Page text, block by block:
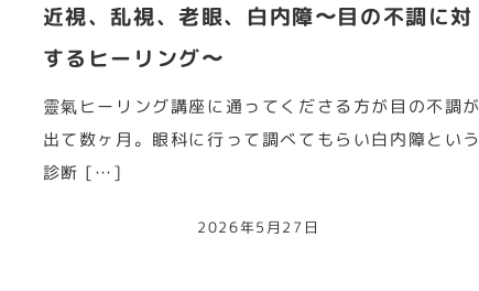
近視、乱視、老眼、白内障〜目の不調に対
するヒーリング〜
靈氣ヒーリング講座に通ってくださる方が目の不調が
出て数ヶ月。眼科に行って調べてもらい白内障という
診断 […]
2026年5月27日